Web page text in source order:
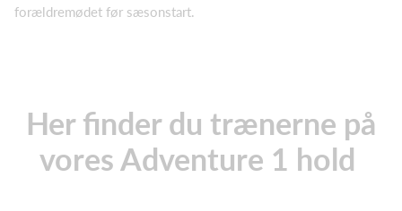
forældremødet før sæsonstart.
Her finder du trænerne på
vores Adventure 1 hold